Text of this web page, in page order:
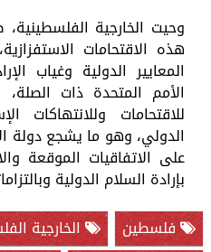
وحيت الخارجية
هذه الاقتحامات
المعايير الدولية وغياب
الأمم المتحدة ذات
للاقتحامات وللانتهاكات
الدولي، وهو ما يشجع دولة
على الاتفاقيات الموقعة
بإرادة السلام الدولية
فلسطين
الخارجية